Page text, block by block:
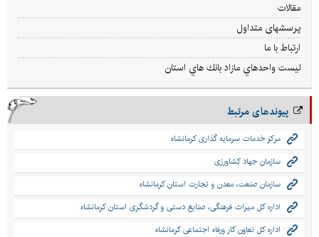
مقالات
پرسشهای متداول
ارتباط با ما
ليست واحدهاي مازاد بانك هاي استان
پیوندهای مرتبط
مرکز خدمات سرمایه گذاری کرمانشاه
سازمان جهاد کشاورزی
سازمان صنعت، معدن و تجارت استان کرمانشاه
اداره کل میراث فرهنگی، صنایع دستی و گردشگری استان کرمانشاه
اداره کل تعاون کار ورفاه اجتماعی کرمانشاه